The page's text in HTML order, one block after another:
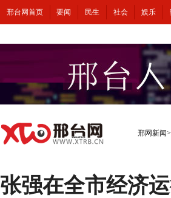
邢台网首页 要闻 民生 社会 娱乐
邢网新闻
张强在全市经济